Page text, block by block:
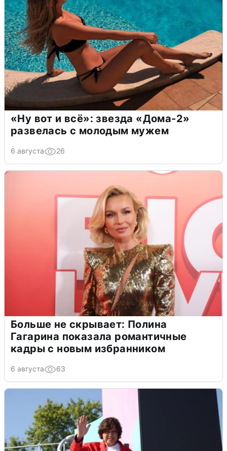
«Ну вот и всё»: звезда «Дома-2»
развелась с молодым мужем
6 августа 26
Больше не скрывает: Полина
Гагарина показала романтичные
кадры с новым избранником
6 августа 63